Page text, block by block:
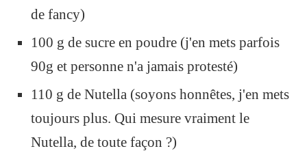
de fancy)
100 g de sucre en poudre (j'en mets parfois
90g et personne n'a jamais protesté)
110 g de Nutella (soyons honnêtes, j'en mets
toujours plus. Qui mesure vraiment le
Nutella, de toute façon ?)